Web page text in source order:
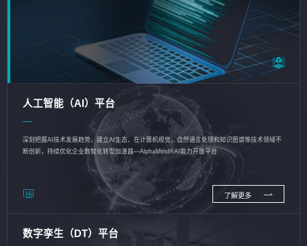
人工智能（AI）平台
深刻把握AI技术发展趋势，建立AI生态，在计算机视觉、自然语言处理和知识图谱等技术领域不
断创新，持续优化企业数智化转型加速器—AlphaMind®AI能力开放平台
了解更多
数字孪生（DT）平台